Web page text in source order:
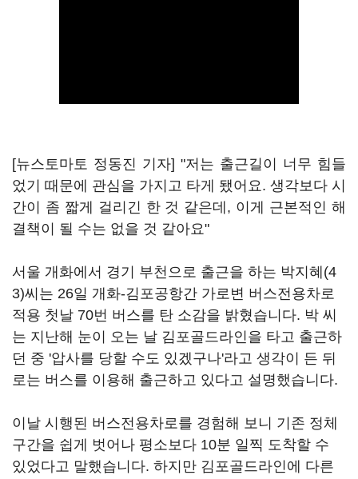
[뉴스토마토 정동진 기자] "저는 출근길이 너무 힘들
었기 때문에 관심을 가지고 타게 됐어요. 생각보다 시
간이 좀 짧게 걸리긴 한 것 같은데, 이게 근본적인 해
결책이 될 수는 없을 것 같아요"
서울 개화에서 경기 부천으로 출근을 하는 박지혜(4
3)씨는 26일 개화-김포공항간 가로변 버스전용차로
적용 첫날 70번 버스를 탄 소감을 밝혔습니다. 박 씨
는 지난해 눈이 오는 날 김포골드라인을 타고 출근하
던 중 '압사를 당할 수도 있겠구나'라고 생각이 든 뒤
로는 버스를 이용해 출근하고 있다고 설명했습니다.
이날 시행된 버스전용차로를 경험해 보니 기존 정체
구간을 쉽게 벗어나 평소보다 10분 일찍 도착할 수
있었다고 말했습니다. 하지만 김포골드라인에 다른